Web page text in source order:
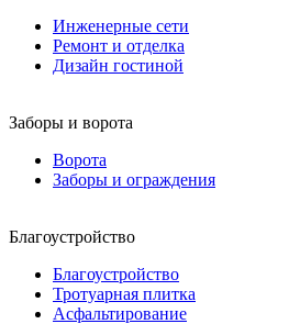
Инженерные сети
Ремонт и отделка
Дизайн гостиной
Заборы и ворота
Ворота
Заборы и ограждения
Благоустройство
Благоустройство
Тротуарная плитка
Асфальтирование